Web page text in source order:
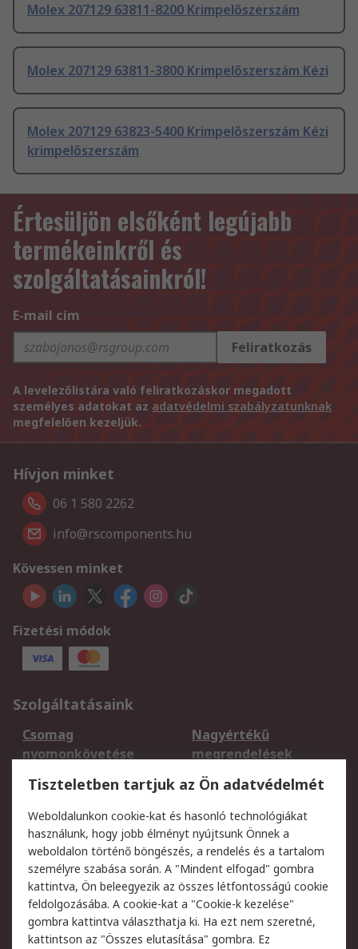
Molex 207129 63811-8200 Krimpelőszerszám
Molex 207129 63811-3800 Krimpelőszerszám Kézi
Molex 207129 63823-5400 Krimpelőszerszám Kézi
krimpelőszerszám
Értesüljön elsőként legújabb
termékeinkről és
szolgáltatásainkról!
E-mail cím
Feliratkozás
A levelezőlistára való feliratkozáskor megadott
személyes adatokat az adatvédelmi szabályzatunknak
megfelelően kezeljük.
Hívjon minket
06 1 580 2262
info@rscomponents.hu
Kövessen minket
Fizetési módok
Szolgáltatásaink
Csomag
nyomonkövetése
Nagyértékű
megrendelések
Regisztráció
Szállítás
Termékvisszaküldés
Szolgáltatások
Jogi
Adatvédelmi
szabályzat
Az RS értékesítési
feltételei
Cookie szabályzat
Email biztonság
Tiszteletben tartjuk az Ön adatvédelmét
Weboldalunkon cookie-kat és hasonló technológiákat
használunk, hogy jobb élményt nyújtsunk Önnek a
weboldalon történő böngészés, a rendelés és a tartalom
személyre szabása során. A "Mindent elfogad" gombra
kattintva, Ön beleegyezik az összes létfontosságú cookie
feldolgozásába. A cookie-kat a "Cookie-k kezelése"
gombra kattintva választhatja ki. Ha ezt nem szeretné,
kattintson az "Összes elutasítása" gombra. Ez